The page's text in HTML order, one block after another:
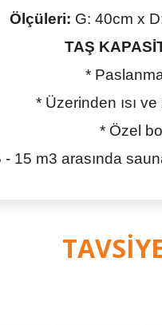
Ölçüleri: G: 40cm x
TAŞ
*
* Üzerinden ısı
* Özel
- 15 m3 arasında